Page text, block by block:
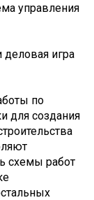
управления
деловая игра
по
для создания
схемы работ